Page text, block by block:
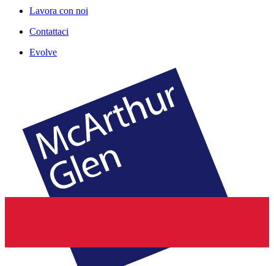
Lavora con noi
Contattaci
Evolve